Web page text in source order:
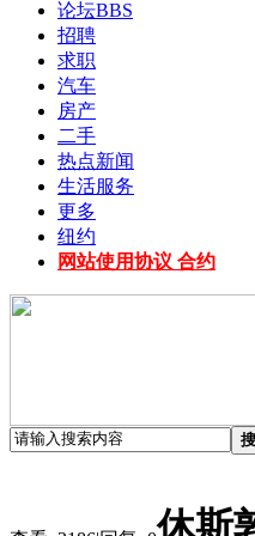
论坛BBS
招聘
求职
汽车
房产
二手
热点新闻
生活服务
更多
纽约
网站使用协议 合约
休斯